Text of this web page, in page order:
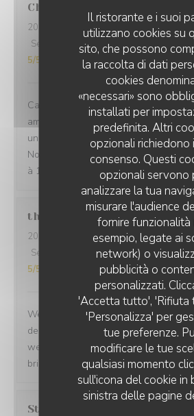
Il ristorante e i suoi
utilizzano cookies su
sito, che possono
la raccolta di dati
cookies
«necessari» sono
installati per
predefinita. Altri
opzionali richiedono
consenso. Questi
opzionali servono
analizzare la tua
misurare l'audience
fornire funzionalità
esempio, legate ai
network) o
pubblicità o
personalizzati.
'Accetta tutto', 'Rifiuta
'Personalizza' per
tue preferenze.
modificare le tue
qualsiasi momento
sull'icona del cookie in
sinistra delle pagine
Chevalier
2026-07-27
- 12:30 - Ospiti 2
Servizio
/5 Atmosfera : 5/5 Cucina: 5
5/5
Cadre très agréable, accueil discret et
amabilité du serveur, repas excellent
une touche d'originalité et une
Nous sommes enchantées de notre
à 100/100. Merci
thurl
2026-07-16
- 19:00 - Ospiti 2
Servizio
Atmosfera:5 /5 Cucina: 5
5/5
We love dining at La Baccara. The
delight. The service is great and we
welcomed. Anytime we have guest in
bring them here.
Stephanie